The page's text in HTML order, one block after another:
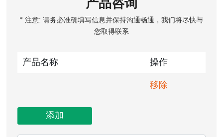
* 注意: 请务必准确填写信息并保持沟通畅通，我们将尽快与
您取得联系
产品名称
操作
移除
添加